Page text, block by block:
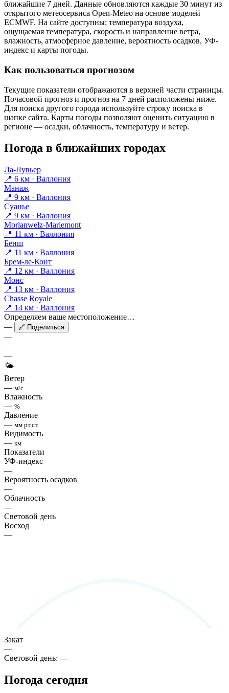
ближайшие 7 дней. Данные обновляются каждые 30 минут из
открытого метеосервиса Open-Meteo на основе моделей
ECMWF. На сайте доступны: температура воздуха,
ощущаемая температура, скорость и направление ветра,
влажность, атмосферное давление, вероятность осадков, УФ-
индекс и карты погоды.
Как пользоваться прогнозом
Текущие показатели отображаются в верхней части страницы.
Почасовой прогноз и прогноз на 7 дней расположены ниже.
Для поиска другого города используйте строку поиска в
шапке сайта. Карты погоды позволяют оценить ситуацию в
регионе — осадки, облачность, температуру и ветер.
Погода в ближайших городах
Ла-Лувьер
📍 6 км · Валлония
Манаж
📍 9 км · Валлония
Суанье
📍 9 км · Валлония
Morlanwelz-Mariemont
📍 11 км · Валлония
Бенш
📍 11 км · Валлония
Брем-ле-Конт
📍 12 км · Валлония
Монс
📍 13 км · Валлония
Chasse Royale
📍 14 км · Валлония
Определяем ваше местоположение…
—
🔗 Поделиться
—
—
—
🌤
Ветер
— м/с
Влажность
— %
Давление
— мм рт.ст.
Видимость
— км
Показатели
УФ-индекс
—
Вероятность осадков
—
Облачность
—
Световой день
Восход
—
Закат
—
Световой день:—
Погода сегодня